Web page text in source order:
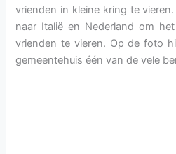
vrienden in kleine kring te
naar Italië en Nederland om
vrienden te vieren. Op de foto
gemeentehuis één van de vele